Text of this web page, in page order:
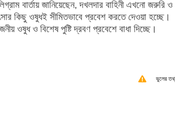
বার্তায় জানিয়েছেন, দখলদার বাহিনী এখনো জরুরি ও
কিছু ওষুধই সীমিতভাবে প্রবেশ করতে দেওয়া হচ্ছে।
ওষুধ ও বিশেষ পুষ্টি দ্রবণ প্রবেশে বাধা দিচ্ছে।
ভুলের